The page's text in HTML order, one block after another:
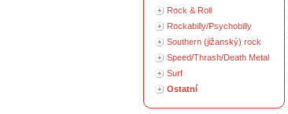
Rock & Roll
Rockabilly/Psychobilly
Southern (jižanský) rock
Speed/Thrash/Death Metal
Surf
Ostatní